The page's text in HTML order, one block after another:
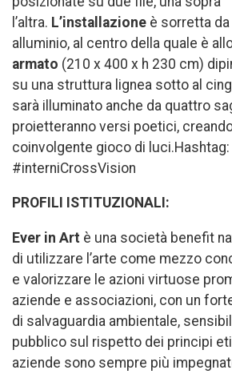
l’altra. L’installazione è sorretta da
alluminio, al centro della quale è
armato (210 x 400 x h 230 cm)
su una struttura lignea sotto al
sarà illuminato anche da quattro
proietteranno versi poetici,
coinvolgente gioco di
#interniCrossVision
PROFILI ISTITUZIONALI:
Ever in Art è una società benefit
di utilizzare l’arte come mezzo
e valorizzare le azioni virtuose
aziende e associazioni, con un
di salvaguardia ambientale,
pubblico sul rispetto dei principi
aziende sono sempre più